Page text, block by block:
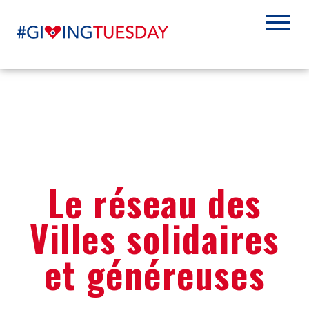
Le réseau des
Villes solidaires
et généreuses